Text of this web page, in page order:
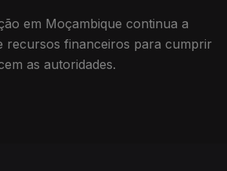
em Moçambique continua a
recursos financeiros para cumprir
as autoridades.